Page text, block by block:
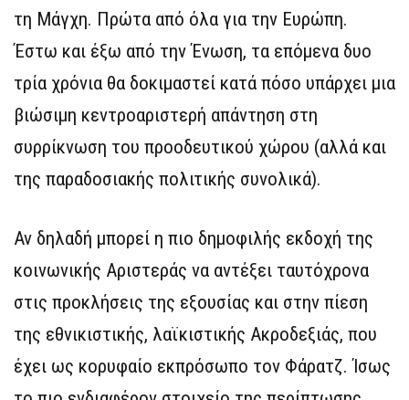
τη Μάγχη. Πρώτα από όλα για την Ευρώπη.
Έστω και έξω από την Ένωση, τα επόμενα δυο
τρία χρόνια θα δοκιμαστεί κατά πόσο υπάρχει μια
βιώσιμη κεντροαριστερή απάντηση στη
συρρίκνωση του προοδευτικού χώρου (αλλά και
της παραδοσιακής πολιτικής συνολικά).
Αν δηλαδή μπορεί η πιο δημοφιλής εκδοχή της
κοινωνικής Αριστεράς να αντέξει ταυτόχρονα
στις προκλήσεις της εξουσίας και στην πίεση
της εθνικιστικής, λαϊκιστικής Ακροδεξιάς, που
έχει ως κορυφαίο εκπρόσωπο τον Φάρατζ. Ίσως